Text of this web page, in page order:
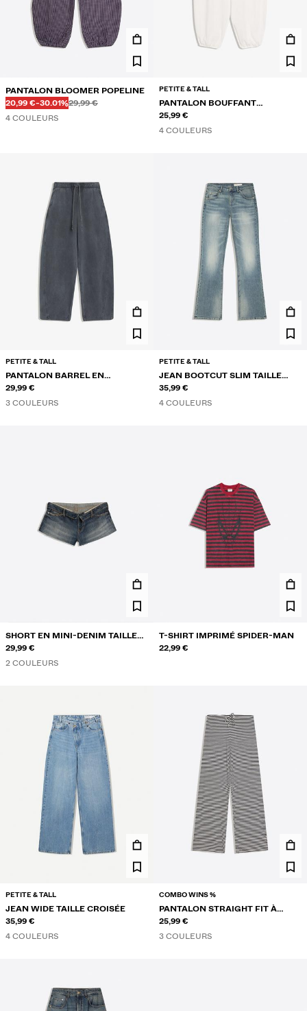
PANTALON BLOOMER POPELINE
PRIX AVEC REMISE
20,99 €RÉDUCTION DE
-30.01%Avant
29,99 €
Avant
4 COULEURS
PETITE & TALL
PANTALON BOUFFANT
RUSTIQUE
25,99 €
4 COULEURS
PETITE & TALL
PANTALON BARREL EN
MOLLETON À STOPPERS
29,99 €
3 COULEURS
PETITE & TALL
JEAN BOOTCUT SLIM TAILLE
BASSE
35,99 €
4 COULEURS
SHORT EN MINI-DENIM TAILLE
REPLIÉE
29,99 €
2 COULEURS
T-SHIRT IMPRIMÉ SPIDER-MAN
22,99 €
PETITE & TALL
JEAN WIDE TAILLE CROISÉE
35,99 €
4 COULEURS
COMBO WINS %
PANTALON STRAIGHT FIT À
RAYURES
25,99 €
3 COULEURS